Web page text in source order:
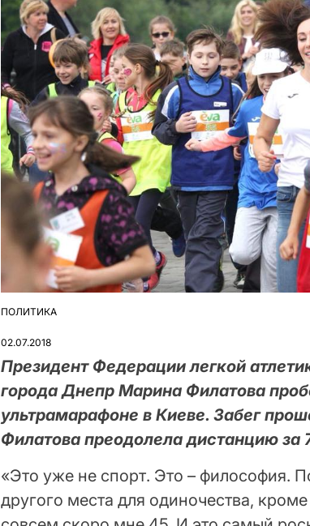
ОПУБЛІКУВАТИ
ПОЛИТИКА
02.07.2018
Президент Федерации легкой
города Днепр Марина Филатова
ультрамарафоне в Киеве. Забег
Филатова преодолела дистанцию
«Это уже не спорт. Это – философия.
другого места для одиночества,